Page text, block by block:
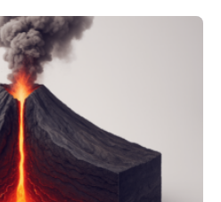
„Riesenmagnetfossilien” mit
an der Diamond-
Ihre Analyse zeigt, dass
ermöglicht haben
sowohl in der
des Erdmagnetfelds
konnten sie sich verorten und
Vor einigen Jahren…